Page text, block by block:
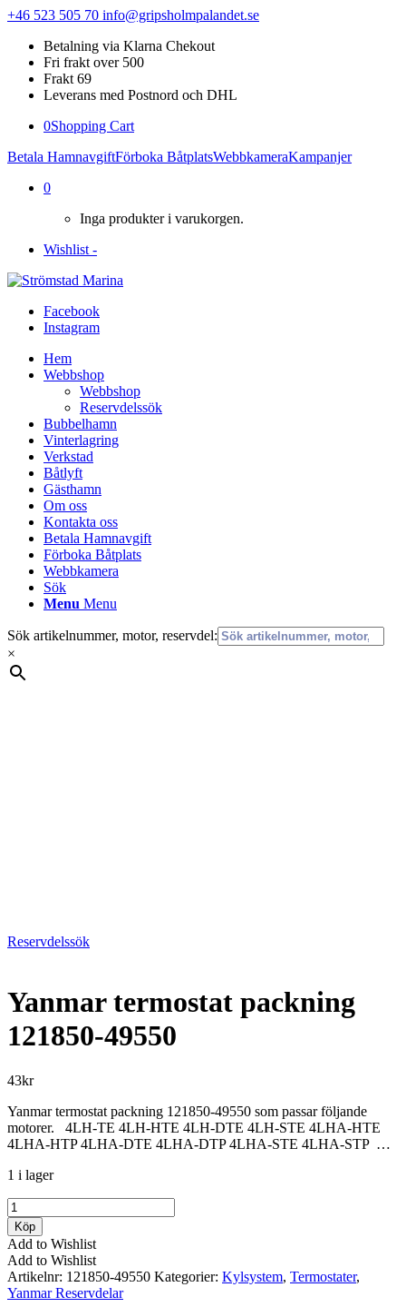
+46 523 505 70 info@gripsholmpalandet.se
Betalning via Klarna Chekout
Fri frakt over 500
Frakt 69
Leverans med Postnord och DHL
0Shopping Cart
Betala HamnavgiftFörboka BåtplatsWebbkameraKampanjer
0
Inga produkter i varukorgen.
Wishlist -
Facebook
Instagram
Hem
Webbshop
Webbshop
Reservdelssök
Bubbelhamn
Vinterlagring
Verkstad
Båtlyft
Gästhamn
Om oss
Kontakta oss
Betala Hamnavgift
Förboka Båtplats
Webbkamera
Sök
Menu Menu
Sök artikelnummer, motor, reservdel:
×
Reservdelssök
Yanmar termostat packning
121850-49550
43kr
Yanmar termostat packning 121850-49550 som passar följande
motorer. 4LH-TE 4LH-HTE 4LH-DTE 4LH-STE 4LHA-HTE
4LHA-HTP 4LHA-DTE 4LHA-DTP 4LHA-STE 4LHA-STP …
1 i lager
Yanmar
termostat
packning
121850-
49550
mängd
Köp
Add to Wishlist
Add to Wishlist
Artikelnr: 121850-49550 Kategorier: Kylsystem, Termostater,
Yanmar Reservdelar